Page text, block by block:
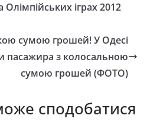
іграх 2012
сумою грошей! У Одесі
пасажира з колосальною
сумою грошей (ФОТО)
сподобатися